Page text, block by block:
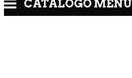
CATÁLOGO MENÚ